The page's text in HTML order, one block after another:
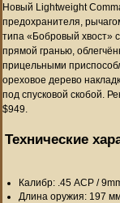
Новый Lightweight
предохранителя,
типа «Бобровый хвост»
прямой гранью,
прицельными
ореховое дерево
под спусковой скобой.
$949.
Технические
Калибр: .45 ACP /
Длина оружия: 197